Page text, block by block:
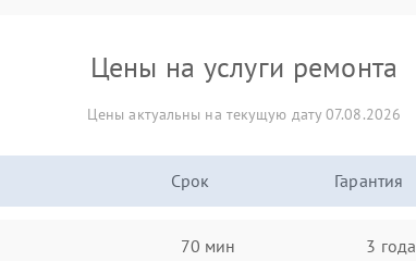
Цены на услуги ремонта
Цены актуальны на текущую дату 07.08.2026
Срок Гарантия
70 мин 3 года